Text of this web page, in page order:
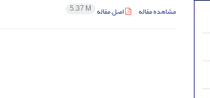
مشاهده مقاله اصل مقاله 5.37 M